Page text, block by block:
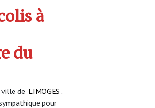
à
du
ville de LIMOGES .
pour